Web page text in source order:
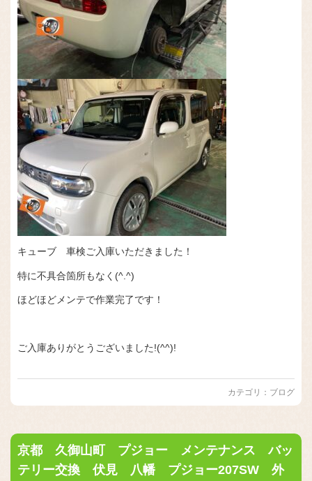
キューブ 車検ご入庫いただきました！
特に不具合箇所もなく(^.^)
ほどほどメンテで作業完了です！
ご入庫ありがとうございました!(^^)!
カテゴリ： ブログ
京都 久御山町 プジョー メンテナンス バッ
テリー交換 伏見 八幡 プジョー207SW 外